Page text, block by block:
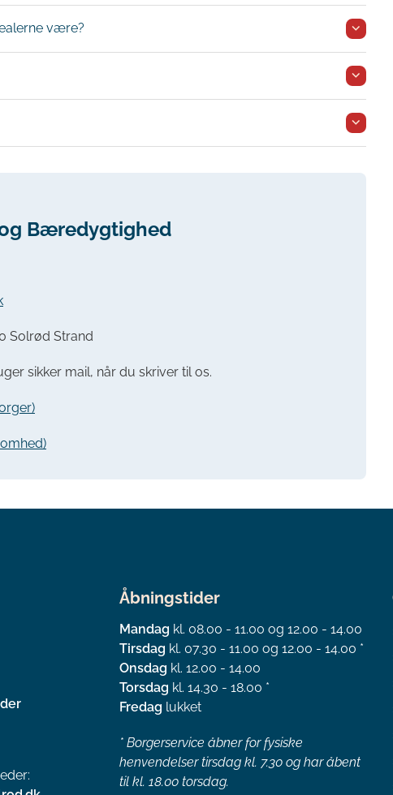
være?
Bæredygtighed
Solrød Strand
sikker mail, når du skriver til os.
Åbningstider
Mandag kl. 08.00 - 11.00 og 12.00 - 14.00
Tirsdag kl. 07.30 - 11.00 og 12.00 - 14.00 *
Onsdag kl. 12.00 - 14.00
Torsdag kl. 14.30 - 18.00 *
Fredag lukket
* Borgerservice åbner for fysiske
henvendelser tirsdag kl. 7.30 og har åbent
til kl. 18.00 torsdag.